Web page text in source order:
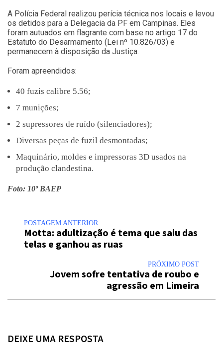
A Polícia Federal realizou perícia técnica nos locais e levou
os detidos para a Delegacia da PF em Campinas. Eles
foram autuados em flagrante com base no artigo 17 do
Estatuto do Desarmamento (Lei nº 10.826/03) e
permanecem à disposição da Justiça.
Foram apreendidos:
40 fuzis calibre 5.56;
7 munições;
2 supressores de ruído (silenciadores);
Diversas peças de fuzil desmontadas;
Maquinário, moldes e impressoras 3D usados na
produção clandestina.
Foto: 10º BAEP
POSTAGEM ANTERIOR
Motta: adultização é tema que saiu das
telas e ganhou as ruas
PRÓXIMO POST
Jovem sofre tentativa de roubo e
agressão em Limeira
DEIXE UMA RESPOSTA